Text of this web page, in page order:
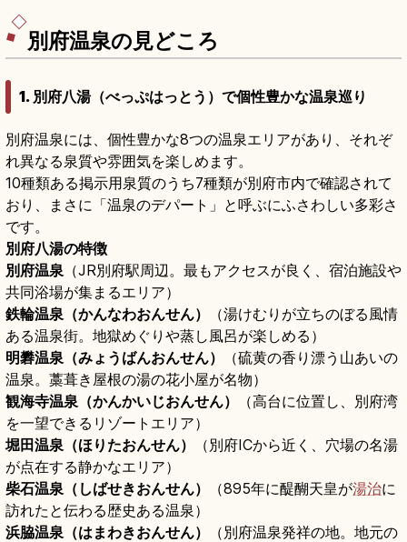
別府温泉の見どころ
1. 別府八湯（べっぷはっとう）で個性豊かな温泉巡り
別府温泉には、個性豊かな8つの温泉エリアがあり、それぞ
れ異なる泉質や雰囲気を楽しめます。
10種類ある掲示用泉質のうち7種類が別府市内で確認されて
おり、まさに「温泉のデパート」と呼ぶにふさわしい多彩さ
です。
別府八湯の特徴
別府温泉 （JR別府駅周辺。最もアクセスが良く、宿泊施設や
共同浴場が集まるエリア）
鉄輪温泉（かんなわおんせん）
（湯けむりが立ちのぼる風情
ある温泉街。地獄めぐりや蒸し風呂が楽しめる）
明礬温泉（みょうばんおんせん）
（硫黄の香り漂う山あいの
温泉。藁葺き屋根の湯の花小屋が名物）
観海寺温泉（かんかいじおんせん）
（高台に位置し、別府湾
を一望できるリゾートエリア）
堀田温泉（ほりたおんせん）
（別府ICから近く、穴場の名湯
が点在する静かなエリア）
柴石温泉（しばせきおんせん）
（895年に醍醐天皇が湯治に
訪れたと伝わる歴史ある温泉）
浜脇温泉（はまわきおんせん）
（別府温泉発祥の地。地元の